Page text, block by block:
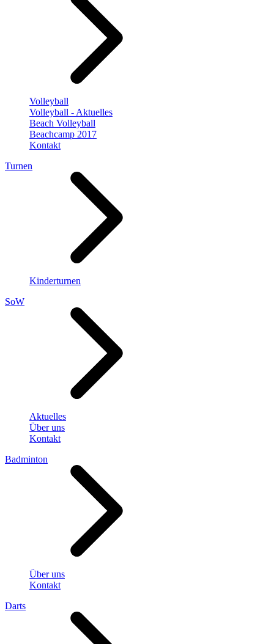
Volleyball
Volleyball - Aktuelles
Beach Volleyball
Beachcamp 2017
Kontakt
Turnen
Kinderturnen
SoW
Aktuelles
Über uns
Kontakt
Badminton
Über uns
Kontakt
Darts